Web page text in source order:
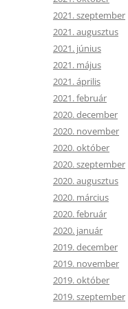
2021. szeptember
2021. augusztus
2021. június
2021. május
2021. április
2021. február
2020. december
2020. november
2020. október
2020. szeptember
2020. augusztus
2020. március
2020. február
2020. január
2019. december
2019. november
2019. október
2019. szeptember